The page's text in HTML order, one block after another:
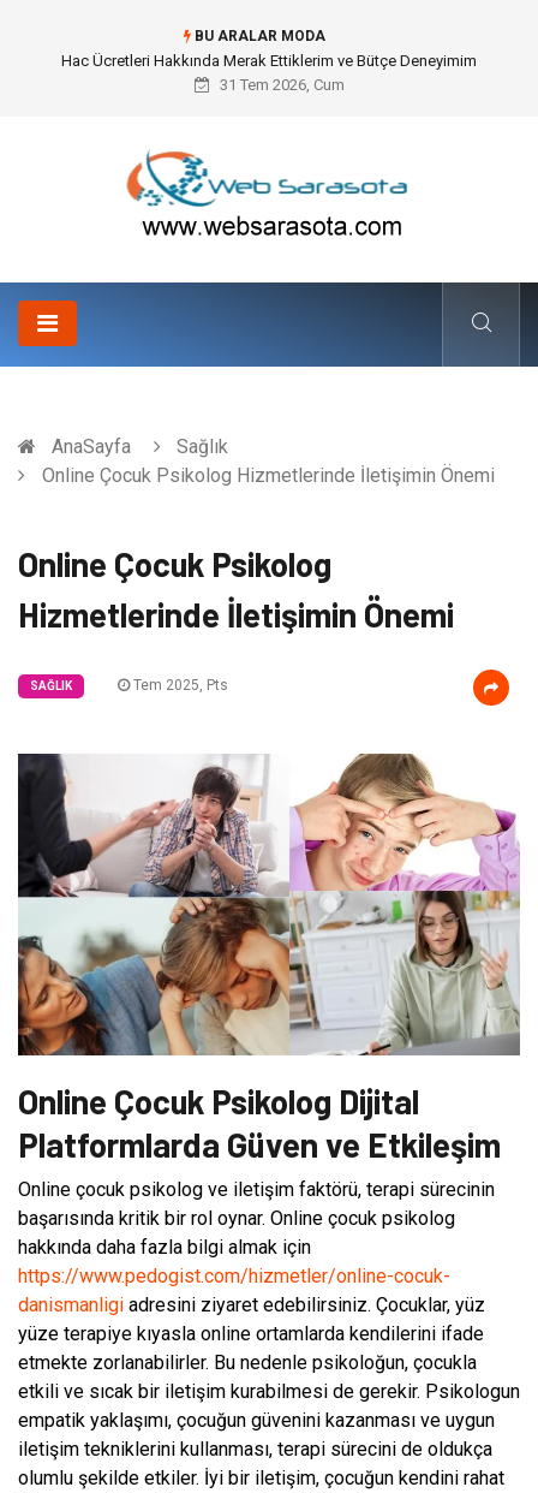
BU ARALAR MODA
Öneri Sistemi ile Kurumsal İnovasyonun Dijitalleşmesi
31 Tem 2026, Cum
AnaSayfa
Sağlık
Online Çocuk Psikolog Hizmetlerinde İletişimin Önemi
Online Çocuk Psikolog
Hizmetlerinde İletişimin Önemi
SAĞLIK Tem 2025, Pts
Online Çocuk Psikolog Dijital
Platformlarda Güven ve Etkileşim
Online çocuk psikolog ve iletişim faktörü, terapi sürecinin
başarısında kritik bir rol oynar. Online çocuk psikolog
hakkında daha fazla bilgi almak için
https://www.pedogist.com/hizmetler/online-cocuk-
danismanligi adresini ziyaret edebilirsiniz. Çocuklar, yüz
yüze terapiye kıyasla online ortamlarda kendilerini ifade
etmekte zorlanabilirler. Bu nedenle psikoloğun, çocukla
etkili ve sıcak bir iletişim kurabilmesi de gerekir. Psikologun
empatik yaklaşımı, çocuğun güvenini kazanması ve uygun
iletişim tekniklerini kullanması, terapi sürecini de oldukça
olumlu şekilde etkiler. İyi bir iletişim, çocuğun kendini rahat